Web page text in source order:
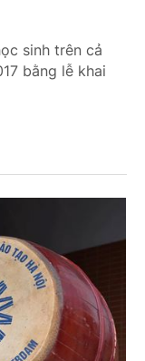
sinh trên cả
bằng lễ khai